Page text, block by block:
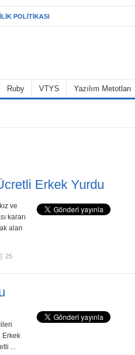
POLITIKASI
Ruby VTYS Yazılım Metotları
Erkek Yurdu
ve
kararı
alan
25
Erkek
...